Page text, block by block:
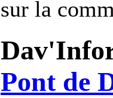
sur la
Pont de